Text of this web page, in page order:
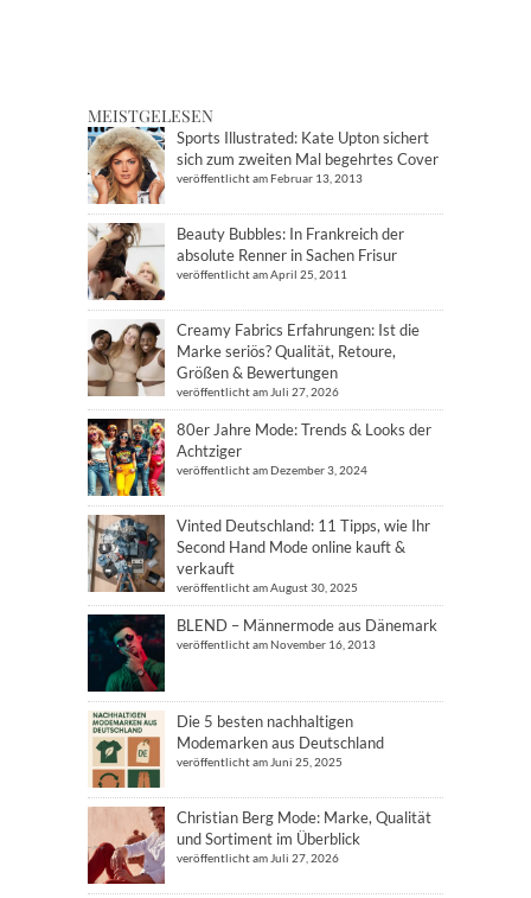
MEISTGELESEN
Sports Illustrated: Kate Upton sichert
sich zum zweiten Mal begehrtes Cover
veröffentlicht am Februar 13, 2013
Beauty Bubbles: In Frankreich der
absolute Renner in Sachen Frisur
veröffentlicht am April 25, 2011
Creamy Fabrics Erfahrungen: Ist die
Marke seriös? Qualität, Retoure,
Größen & Bewertungen
veröffentlicht am Juli 27, 2026
80er Jahre Mode: Trends & Looks der
Achtziger
veröffentlicht am Dezember 3, 2024
Vinted Deutschland: 11 Tipps, wie Ihr
Second Hand Mode online kauft &
verkauft
veröffentlicht am August 30, 2025
BLEND – Männermode aus Dänemark
veröffentlicht am November 16, 2013
Die 5 besten nachhaltigen
Modemarken aus Deutschland
veröffentlicht am Juni 25, 2025
Christian Berg Mode: Marke, Qualität
und Sortiment im Überblick
veröffentlicht am Juli 27, 2026